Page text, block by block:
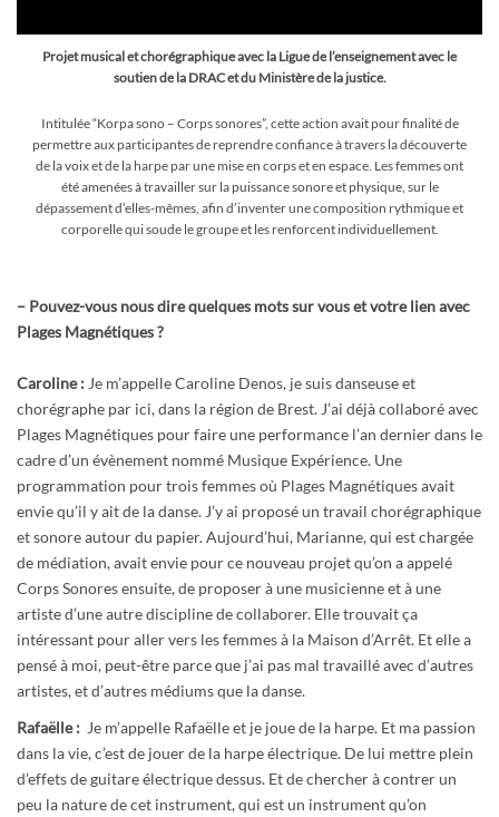
Projet musical et chorégraphique avec la Ligue de l’enseignement avec le
soutien de la DRAC et du Ministère de la justice.
Intitulée “Korpa sono – Corps sonores”, cette action avait pour finalité de
permettre aux participantes de reprendre confiance à travers la découverte
de la voix et de la harpe par une mise en corps et en espace. Les femmes ont
été amenées à travailler sur la puissance sonore et physique, sur le
dépassement d’elles-mêmes, afin d’inventer une composition rythmique et
corporelle qui soude le groupe et les renforcent individuellement.
– Pouvez-vous nous dire quelques mots sur vous et votre lien avec
Plages Magnétiques ?
Caroline : Je m’appelle Caroline Denos, je suis danseuse et
chorégraphe par ici, dans la région de Brest. J’ai déjà collaboré avec
Plages Magnétiques pour faire une performance l’an dernier dans le
cadre d’un évènement nommé Musique Expérience. Une
programmation pour trois femmes où Plages Magnétiques avait
envie qu’il y ait de la danse. J’y ai proposé un travail chorégraphique
et sonore autour du papier. Aujourd’hui, Marianne, qui est chargée
de médiation, avait envie pour ce nouveau projet qu’on a appelé
Corps Sonores ensuite, de proposer à une musicienne et à une
artiste d’une autre discipline de collaborer. Elle trouvait ça
intéressant pour aller vers les femmes à la Maison d’Arrêt. Et elle a
pensé à moi, peut-être parce que j’ai pas mal travaillé avec d’autres
artistes, et d’autres médiums que la danse.
Rafaëlle : Je m’appelle Rafaëlle et je joue de la harpe. Et ma passion
dans la vie, c’est de jouer de la harpe électrique. De lui mettre plein
d’effets de guitare électrique dessus. Et de chercher à contrer un
peu la nature de cet instrument, qui est un instrument qu’on